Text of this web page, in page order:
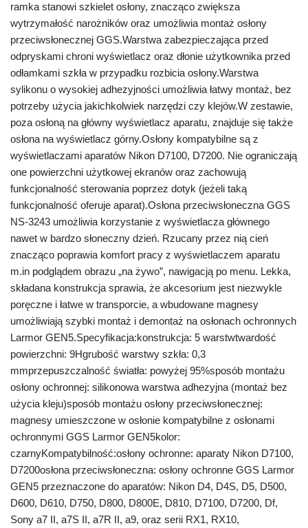
ramka stanowi szkielet osłony, znacząco zwiększa
wytrzymałość narożników oraz umożliwia montaż osłony
przeciwsłonecznej GGS.Warstwa zabezpieczająca przed
odpryskami chroni wyświetlacz oraz dłonie użytkownika przed
odłamkami szkła w przypadku rozbicia osłony.Warstwa
sylikonu o wysokiej adhezyjności umożliwia łatwy montaż, bez
potrzeby użycia jakichkolwiek narzędzi czy klejów.W zestawie,
poza osłoną na główny wyświetlacz aparatu, znajduje się także
osłona na wyświetlacz górny.Osłony kompatybilne są z
wyświetlaczami aparatów Nikon D7100, D7200. Nie ograniczają
one powierzchni użytkowej ekranów oraz zachowują
funkcjonalność sterowania poprzez dotyk (jeżeli taką
funkcjonalność oferuje aparat).Osłona przeciwsłoneczna GGS
NS-3243 umożliwia korzystanie z wyświetlacza głównego
nawet w bardzo słoneczny dzień. Rzucany przez nią cień
znacząco poprawia komfort pracy z wyświetlaczem aparatu
m.in podglądem obrazu „na żywo”, nawigacją po menu. Lekka,
składana konstrukcja sprawia, że akcesorium jest niezwykle
poręczne i łatwe w transporcie, a wbudowane magnesy
umożliwiają szybki montaż i demontaż na osłonach ochronnych
Larmor GEN5.Specyfikacja:konstrukcja: 5 warstwtwardość
powierzchni: 9Hgrubość warstwy szkła: 0,3
mmprzepuszczalność światła: powyżej 95%sposób montażu
osłony ochronnej: silikonowa warstwa adhezyjna (montaż bez
użycia kleju)sposób montażu osłony przeciwsłonecznej:
magnesy umieszczone w osłonie kompatybilne z osłonami
ochronnymi GGS Larmor GEN5kolor:
czarnyKompatybilność:osłony ochronne: aparaty Nikon D7100,
D7200osłona przeciwsłoneczna: osłony ochronne GGS Larmor
GEN5 przeznaczone do aparatów: Nikon D4, D4S, D5, D500,
D600, D610, D750, D800, D800E, D810, D7100, D7200, Df,
Sony a7 II, a7S II, a7R II, a9, oraz serii RX1, RX10,